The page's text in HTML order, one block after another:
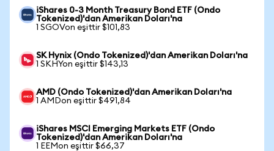
iShares 0-3 Month Treasury Bond ETF (Ondo
Tokenized)'dan Amerikan Doları'na
1 SGOVon eşittir $101,83
SK Hynix (Ondo Tokenized)'dan Amerikan Doları'na
1 SKHYon eşittir $143,13
AMD (Ondo Tokenized)'dan Amerikan Doları'na
1 AMDon eşittir $491,84
iShares MSCI Emerging Markets ETF (Ondo
Tokenized)'dan Amerikan Doları'na
1 EEMon eşittir $66,37